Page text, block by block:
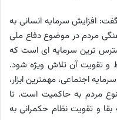
افزایش سرمایه انسانی به
مردم در موضوع دفاع ملی
ترین سرمایه ای است که
و تقویت آن تلاش ویژه شود.
اجتماعی، مهمترین ابزار،
مردم به حاکمیت است. تا
و تقویت نظام حکمرانی به